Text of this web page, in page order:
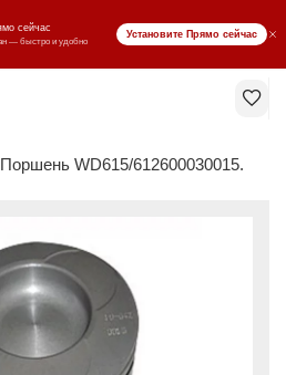
₸ KZT
Поршень WD615/612600030015.